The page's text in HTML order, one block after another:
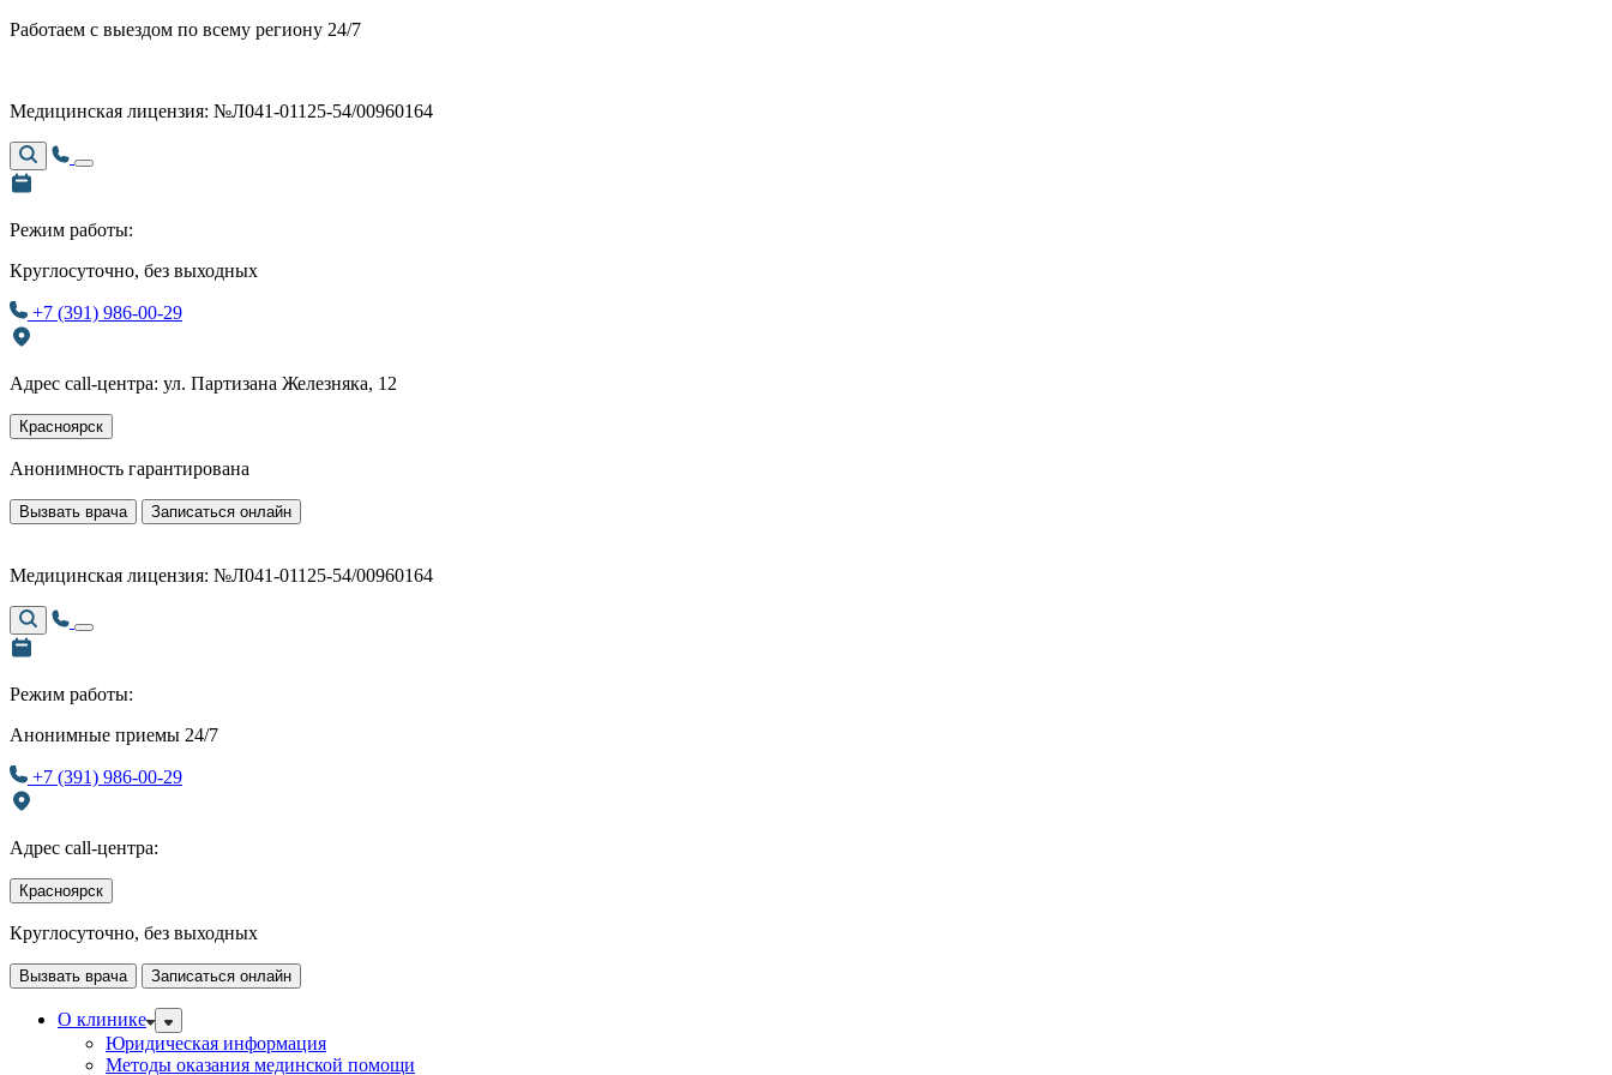
Работаем с выездом по всему региону 24/7
Медицинская лицензия: №Л041-01125-54/00960164
Режим работы:
Круглосуточно, без выходных
+7 (391) 986-00-29
Адрес call-центра: ул. Партизана Железняка, 12
Красноярск
Анонимность гарантирована
Вызвать врача Записаться онлайн
Медицинская лицензия: №Л041-01125-54/00960164
Режим работы:
Анонимные приемы 24/7
+7 (391) 986-00-29
Адрес call-центра:
Красноярск
Круглосуточно, без выходных
Вызвать врача Записаться онлайн
О клинике
Юридическая информация
Методы оказания мединской помощи